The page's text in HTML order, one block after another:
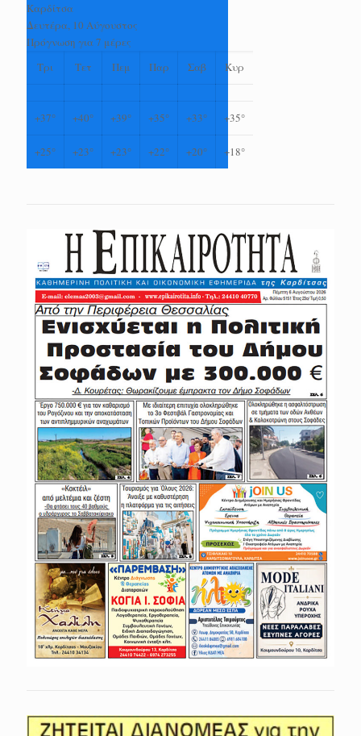
Καρδίτσα
Δευτέρα, 10 Αύγουστος
Πρόγνωση για 7 μέρες
Τρι
Τετ Πεμ Παρ Σαβ Κυρ
+37° +40° +39° +35° +33° +35°
+25° +23° +23° +22° +20° +18°